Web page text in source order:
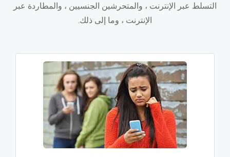
التسلط عبر الإنترنت ، والمتحرشين الجنسيين ، والمطاردة عبر
الإنترنت ، وما إلى ذلك.